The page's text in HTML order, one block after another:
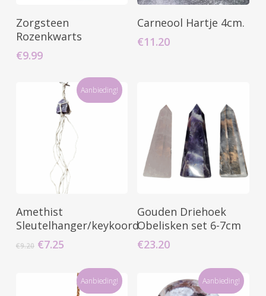
Toevoegen Aan
Winkelwagen
Zorgsteen
Rozenkwarts
€9.99
Toevoegen Aan
Winkelwagen
Carneool Hartje 4cm.
€11.20
Aanbieding!
Toevoegen Aan
Winkelwagen
Amethist
Sleutelhanger/keykoord
€9.20 Oorspronkelijke
€7.25Huidige
€7.25.
Toevoegen Aan
Winkelwagen
Gouden Driehoek
Obelisken set 6-7cm
€23.20
Aanbieding! Aanbieding!